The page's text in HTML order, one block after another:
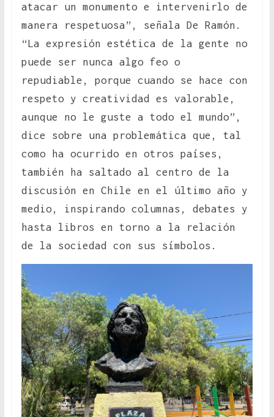
atacar un monumento e intervenirlo de
manera respetuosa”, señala De Ramón.
“La expresión estética de la gente no
puede ser nunca algo feo o
repudiable, porque cuando se hace con
respeto y creatividad es valorable,
aunque no le guste a todo el mundo”,
dice sobre una problemática que, tal
como ha ocurrido en otros países,
también ha saltado al centro de la
discusión en Chile en el último año y
medio, inspirando columnas, debates y
hasta libros en torno a la relación
de la sociedad con sus símbolos.